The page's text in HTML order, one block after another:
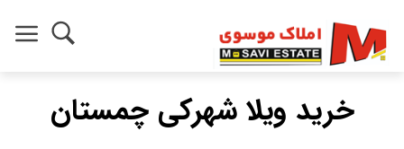
خرید ویلا شهرکی چمستان